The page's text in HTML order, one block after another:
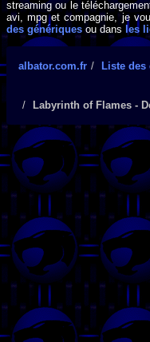
streaming ou le
avi, mpg et compagnie, je
des génériques ou dans les
albator.com.fr Liste des
Labyrinth of Flames -